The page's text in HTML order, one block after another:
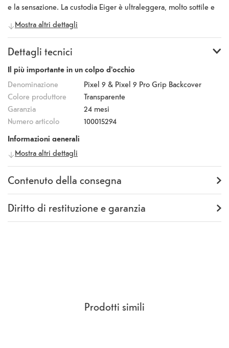
e la sensazione. La custodia Eiger è ultraleggera, molto sottile e
completa perfettamente il design elegante del vostro
smartphone. La custodia rigida può essere facilmente infilata sul
da danni, cadute e graffi. Nonostante la copertura protettiva, tutti
i pulsanti e le connessioni rimangono accessibili. Quando è
montata, la cover in TPU si nota appena, ma offre comunque
un'eccellente protezione senza compromettere il design e
l'aspetto.
Mostra altri dettagli
Dettagli tecnici
Il più importante in un colpo d'occhio
Denominazione
Pixel 9 & Pixel 9 Pro Grip Backcover
Colore produttore
Transparente
Garanzia
24 mesi
Numero articolo
100015294
Informazioni generali
Produttore
Numero
produttore
497550
Mostra altri dettagli
Contenuto della consegna
Fornitura Backcover
Diritto di restituzione e garanzia
Garanzia
24 mesi
Prodotti simili